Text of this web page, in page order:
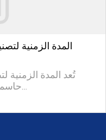
المدة الزمنية
تُعد المدة